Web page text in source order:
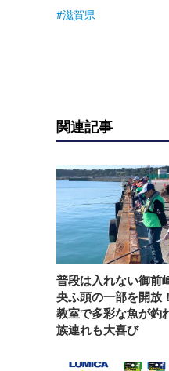
滋賀県
関連記事
普段は入れない御前
央ふ頭の一部を開放
教室で多彩な魚が釣
族連れも大喜び